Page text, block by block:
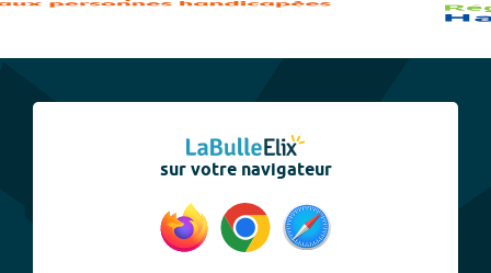
sur votre navigateur